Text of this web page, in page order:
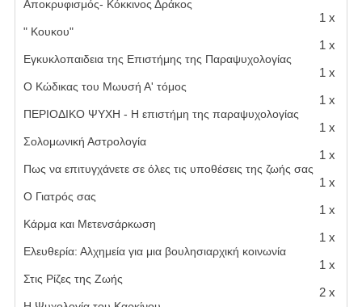
Αποκρυφισμός- Κόκκινος Δράκος
1 x
" Κουκου"
1 x
Εγκυκλοπαιδεια της Επιστήμης της Παραψυχολογίας
1 x
Ο Κώδικας του Μωυσή Α' τόμος
1 x
ΠΕΡΙΟΔΙΚΟ ΨΥΧΗ - Η επιστήμη της παραψυχολογίας
1 x
Σολομωνική Αστρολογία
1 x
Πως να επιτυγχάνετε σε όλες τις υποθέσεις της ζωής σας
1 x
Ο Γιατρός σας
1 x
Κάρμα και Μετενσάρκωση
1 x
Ελευθερία: Αλχημεία για μια βουλησιαρχική κοινωνία
1 x
Στις Ρίζες της Ζωής
2 x